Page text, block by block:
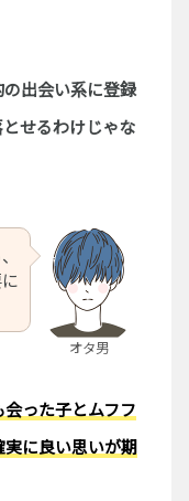
出会い系に登録
せるわけじゃな
オタ男
った子とムフフ
に良い思いが期